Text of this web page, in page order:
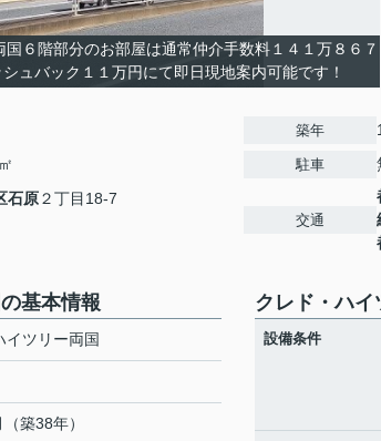
国６階部分のお部屋は通常仲介手数料１４１万８６７
ュバック１１万円にて即日現地案内可能です！
石原２丁目18-7
築年
駐車
交通
基本情報
イツリー両国
築38年）
クレド・ハイ
設備条件